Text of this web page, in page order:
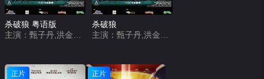
杀破狼 粤语版
主演：甄子丹,洪金宝,任达华,廖启智,吴京,洪天明,张智尧,夏韶声
杀破狼
主演：甄子丹,洪金宝,任达华,廖启智,吴京,洪天明,张智尧,夏韶声
正片 正片